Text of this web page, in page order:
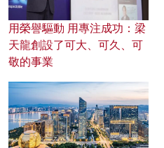
用榮譽驅動 用專注成功：梁
天龍創設了可大、可久、可
敬的事業